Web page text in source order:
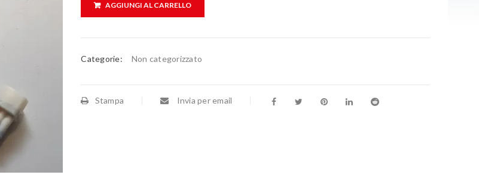
AGGIUNGI AL CARRELLO
Categorie: Non categorizzato
Stampa Invia per email